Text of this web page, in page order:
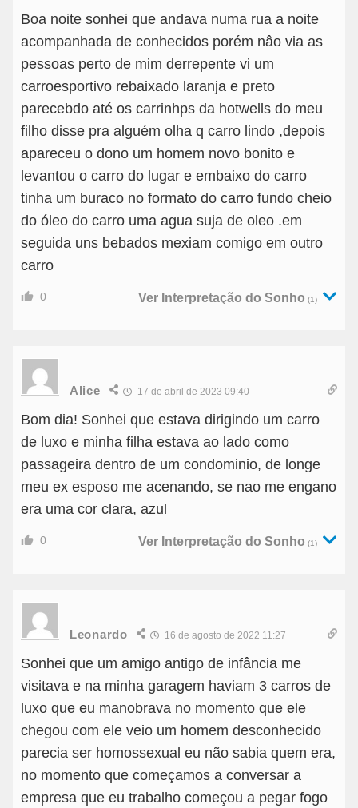
Boa noite sonhei que andava numa rua a noite
acompanhada de conhecidos porém nâo via as
pessoas perto de mim derrepente vi um
carroesportivo rebaixado laranja e preto
parecebdo até os carrinhps da hotwells do meu
filho disse pra alguém olha q carro lindo ,depois
apareceu o dono um homem novo bonito e
levantou o carro do lugar e embaixo do carro
tinha um buraco no formato do carro fundo cheio
do óleo do carro uma agua suja de oleo .em
seguida uns bebados mexiam comigo em outro
carro
0 Ver Interpretação do Sonho (1)
Alice 17 de abril de 2023 09:40
Bom dia! Sonhei que estava dirigindo um carro
de luxo e minha filha estava ao lado como
passageira dentro de um condominio, de longe
meu ex esposo me acenando, se nao me engano
era uma cor clara, azul
0 Ver Interpretação do Sonho (1)
Leonardo 16 de agosto de 2022 11:27
Sonhei que um amigo antigo de infância me
visitava e na minha garagem haviam 3 carros de
luxo que eu manobrava no momento que ele
chegou com ele veio um homem desconhecido
parecia ser homossexual eu não sabia quem era,
no momento que começamos a conversar a
empresa que eu trabalho começou a pegar fogo